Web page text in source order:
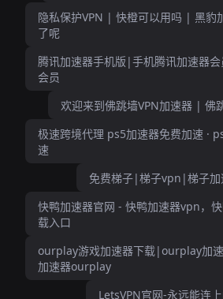
隐私保护VPN | 快橙可以用吗 | 黑豹
了呢
腾讯加速器手机版|手机腾讯加速器
会员
欢迎来到佛跳墙VPN加速器 | 佛
极速跨境代理 ps5加速器免费加速 ·
速
免费梯子|梯子vpn|梯子加
快鸭加速器官网 - 快鸭加速器vpn，
载入口
ourplay游戏加速器下载|ourplay加
加速器ourplay
LetsVPN官网-永远能连